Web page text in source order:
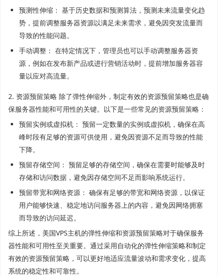
预测性伸缩： 基于历史数据和预测算法，预测未来流量变化趋
势，提前调整服务器资源以满足未来需求，避免因突发流量而
导致的性能问题。
手动调整： 在特定情况下，管理员也可以手动调整服务器资
源，例如在发布新产品或进行营销活动时，提前增加服务器容
量以应对高流量。
2. 资源预留策略 除了弹性伸缩外，制定有效的资源预留策略也是确
保服务器性能和可用性的关键。以下是一些常见的资源预留策略：
预留实例或虚拟机： 预留一定数量的实例或虚拟机，确保在高
峰时段有足够的资源可供使用，避免因资源不足而导致的性能
下降。
预留存储空间： 预留足够的存储空间，确保在需要时能够及时
存储和访问数据，避免因存储空间不足而影响系统运行。
预留带宽和网络资源： 确保有足够的带宽和网络资源，以保证
用户能够快速、稳定地访问服务器上的内容，避免因网络拥塞
而导致的访问延迟。
综上所述，美国VPS主机的弹性伸缩和资源预留策略对于确保服务
器性能和可用性至关重要。通过采用自动化的弹性伸缩策略和制定
有效的资源预留策略，可以更好地适应流量波动和需求变化，提高
系统的稳定性和可靠性。